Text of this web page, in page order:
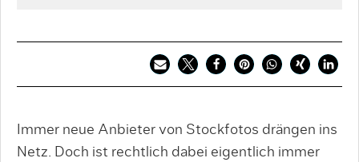
Immer neue Anbieter von Stockfotos drängen ins
Netz. Doch ist rechtlich dabei eigentlich immer